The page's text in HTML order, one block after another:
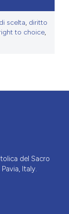
scelta, diritto
to choice,
del Sacro
Pavia, Italy.